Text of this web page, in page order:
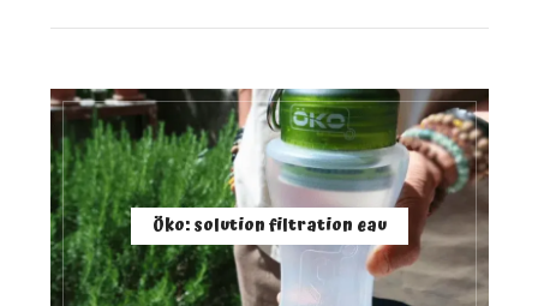
Öko: solution filtration eau